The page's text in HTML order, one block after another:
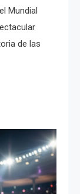
Mundial
de las